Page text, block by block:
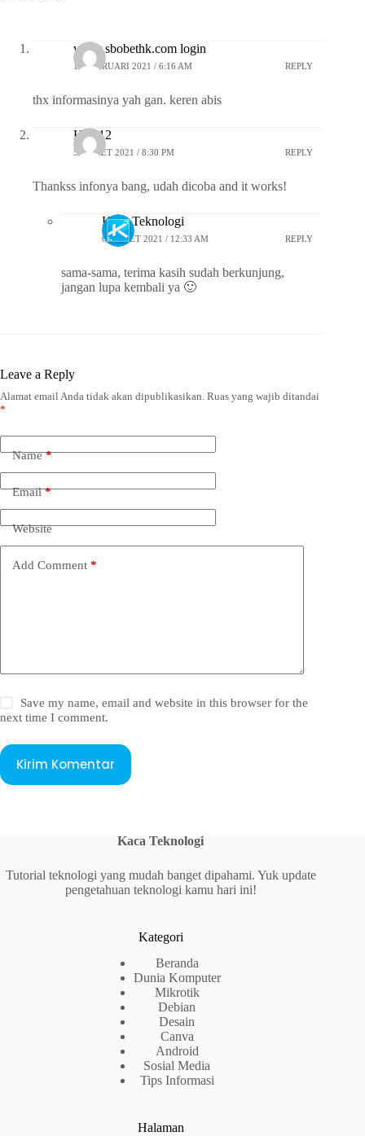
www.sbobethk.com login
10 FEBRUARI 2021 / 6:16 AM REPLY
thx informasinya yah gan. keren abis
Helo12
5 MARET 2021 / 8:30 PM REPLY
Thankss infonya bang, udah dicoba and it works!
Kaca Teknologi
6 MARET 2021 / 12:33 AM REPLY
sama-sama, terima kasih sudah berkunjung,
jangan lupa kembali ya 🙂
Leave a Reply
Alamat email Anda tidak akan dipublikasikan. Ruas yang wajib ditandai
*
Name*
Email*
Website
Add Comment *
Save my name, email and website in this browser for the
next time I comment.
Kirim Komentar
Kaca Teknologi
Tutorial teknologi yang mudah banget dipahami. Yuk update
pengetahuan teknologi kamu hari ini!
Kategori
Beranda
Dunia Komputer
Mikrotik
Debian
Desain
Canva
Android
Sosial Media
Tips Informasi
Halaman